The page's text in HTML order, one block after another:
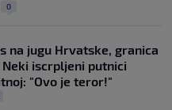
0
na jugu Hrvatske, granica
iscrpljeni putnici
"Ovo je teror!"